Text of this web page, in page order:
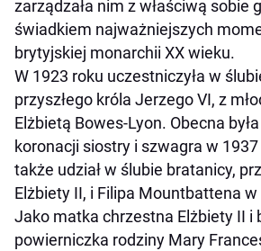
zarządzała nim z właściwą sobie
świadkiem najważniejszych
brytyjskiej monarchii XX wieku.
W 1923 roku uczestniczyła w
przyszłego króla Jerzego VI, z
Elżbietą Bowes-Lyon. Obecna
koronacji siostry i szwagra w 1937
także udział w ślubie bratanicy,
Elżbiety II, i Filipa Mountbattena
Jako matka chrzestna Elżbiety II i
powierniczka rodziny Mary